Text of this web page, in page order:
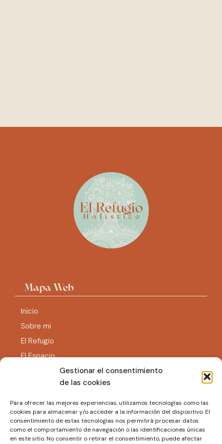
Gestionar el consentimiento
de las cookies
Para ofrecer las mejores experiencias, utilizamos tecnologías como las
cookies para almacenar y/o acceder a la información del dispositivo. El
consentimiento de estas tecnologías nos permitirá procesar datos
como el comportamiento de navegación o las identificaciones únicas
en este sitio. No consentir o retirar el consentimiento, puede afectar
Mapa Web
Inicio
Sobre mi
El Refugio
El Espacio
Contacto
Legal